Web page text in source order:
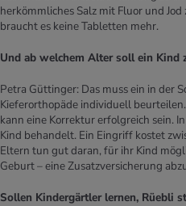
herkömmliches Salz mit Fluor und
braucht es keine Tabletten mehr.
Und ab welchem Alter soll ein Kind
Petra Güttinger: Das muss ein in der
Kieferorthopäde individuell
kann eine Korrektur erfolgreich sein.
Kind behandelt. Ein Eingriff kostet
Eltern tun gut daran, für ihr Kind
Geburt – eine Zusatzversicherung
Sollen Kindergärtler lernen, Rüebli